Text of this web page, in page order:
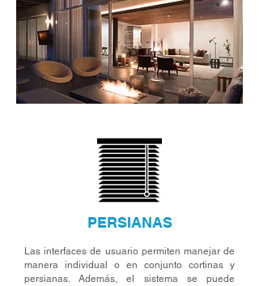
PERSIANAS
Las interfaces de usuario permiten manejar de
manera individual o en conjunto cortinas y
persianas. Además, el sistema se puede